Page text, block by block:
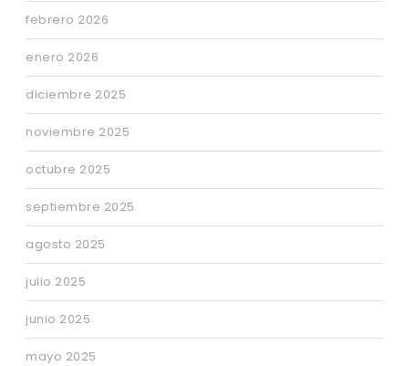
febrero 2026
enero 2026
diciembre 2025
noviembre 2025
octubre 2025
septiembre 2025
agosto 2025
julio 2025
junio 2025
mayo 2025